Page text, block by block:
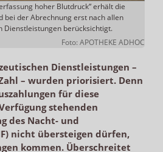
hoher Blutdruck“ erhält die
bei der Abrechnung erst nach allen
Dienstleistungen berücksichtigt.
Foto: APOTHEKE ADHOC
Dienstleistungen –
– wurden priorisiert. Denn
für diese
stehenden
des Nacht- und
nicht übersteigen dürfen,
kommen. Überschreitet